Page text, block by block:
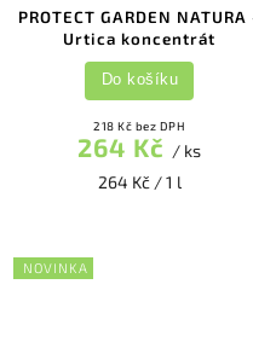
PROTECT GARDEN NATURA
Urtica koncentrát
218 Kč bez DPH
264 Kč / ks
264 Kč / 1 l
Do košíku
NOVINKA